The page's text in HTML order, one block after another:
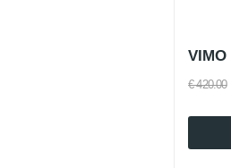
€ 420.00